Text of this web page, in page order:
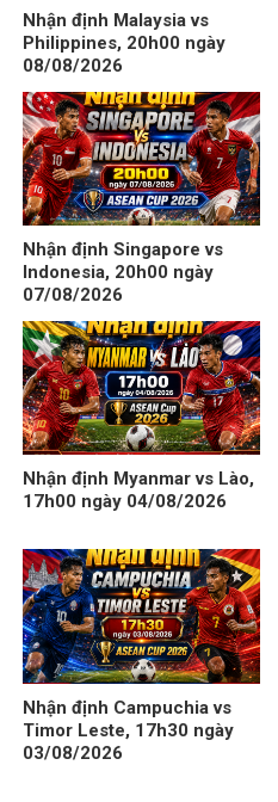
Nhận định Malaysia vs
Philippines, 20h00 ngày
08/08/2026
Nhận định Singapore vs
Indonesia, 20h00 ngày
07/08/2026
Nhận định Myanmar vs Lào,
17h00 ngày 04/08/2026
Nhận định Campuchia vs
Timor Leste, 17h30 ngày
03/08/2026